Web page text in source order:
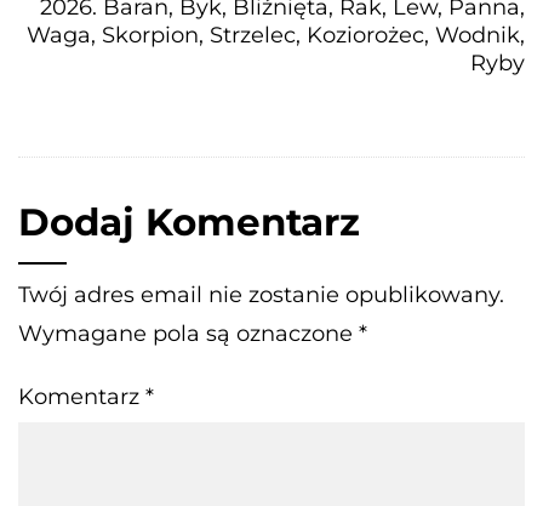
2026. Baran, Byk, Bliźnięta, Rak, Lew, Panna,
Waga, Skorpion, Strzelec, Koziorożec, Wodnik,
Ryby
Dodaj Komentarz
Twój adres email nie zostanie opublikowany.
Wymagane pola są oznaczone *
Komentarz *